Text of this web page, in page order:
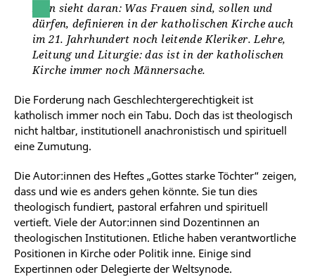
Man sieht daran: Was Frauen sind, sollen und
dürfen, definieren in der katholischen Kirche auch
im 21. Jahrhundert noch leitende Kleriker. Lehre,
Leitung und Liturgie: das ist in der katholischen
Kirche immer noch Männersache.
Die Forderung nach Geschlechtergerechtigkeit ist
katholisch immer noch ein Tabu. Doch das ist theologisch
nicht haltbar, institutionell anachronistisch und spirituell
eine Zumutung.
Die Autor:innen des Heftes „Gottes starke Töchter“ zeigen,
dass und wie es anders gehen könnte. Sie tun dies
theologisch fundiert, pastoral erfahren und spirituell
vertieft. Viele der Autor:innen sind Dozentinnen an
theologischen Institutionen. Etliche haben verantwortliche
Positionen in Kirche oder Politik inne. Einige sind
Expertinnen oder Delegierte der Weltsynode.